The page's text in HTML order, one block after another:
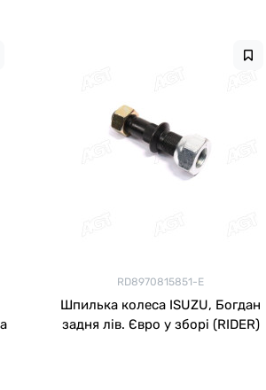
RD8970815851-E
Шпилька колеса ISUZU, Богдан
задня лів. Євро у зборі (RIDER)